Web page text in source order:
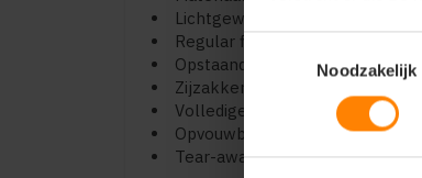
Toestemmingsselectie
Noodzakelijk
Lichtgewicht en warm (dons-
Regular fit pasvorm
Opstaande kraag
Zijzakken met rits
Volledige ritssluiting met
Opvouwbaar in eigen
Tear-away care label (ideaal